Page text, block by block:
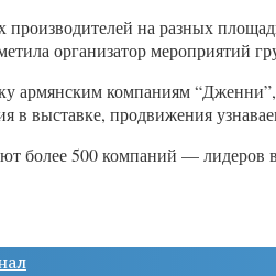
на разных
организатор мероприятий
армянским компаниям
в выставке, продвижения
более 500 компаний —